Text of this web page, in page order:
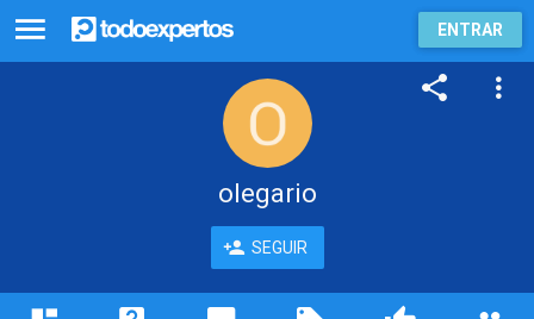
ENTRAR
olegario
SEGUIR